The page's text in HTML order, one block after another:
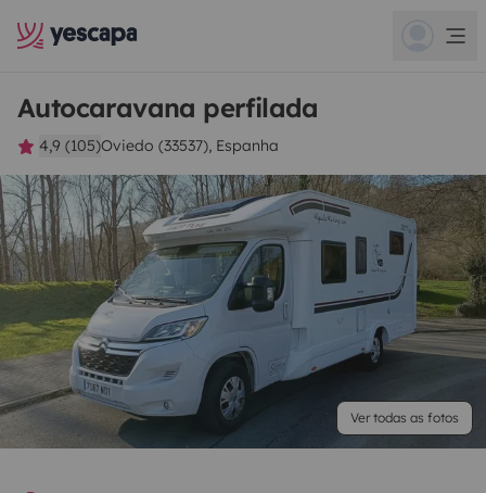
Autocaravana perfilada
4,9 (105)Oviedo (33537), Espanha
Ver todas as fotos